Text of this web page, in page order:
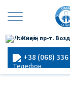
содержимому
г. Киев, пр-т.
+38 (068)
Главная›Блог
связок: